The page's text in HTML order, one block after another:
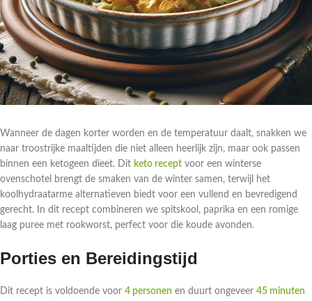
Wanneer de dagen korter worden en de temperatuur daalt, snakken we
naar troostrijke maaltijden die niet alleen heerlijk zijn, maar ook passen
binnen een ketogeen dieet. Dit keto recept voor een winterse
ovenschotel brengt de smaken van de winter samen, terwijl het
koolhydraatarme alternatieven biedt voor een vullend en bevredigend
gerecht. In dit recept combineren we spitskool, paprika en een romige
laag puree met rookworst, perfect voor die koude avonden.
Porties en Bereidingstijd
Dit recept is voldoende voor 4 personen en duurt ongeveer 45 minuten